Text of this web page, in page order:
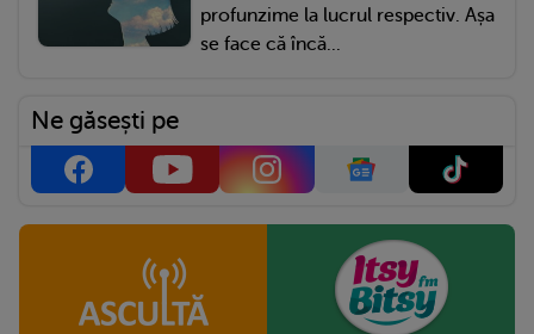
profunzime la lucrul respectiv. Așa
se face că încă...
Ne găsești pe